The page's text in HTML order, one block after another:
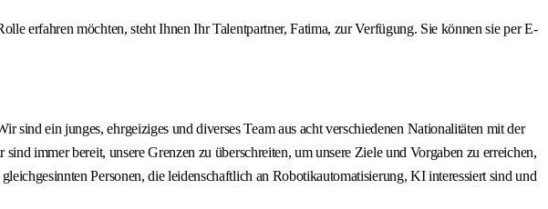
erfahren möchten, steht Ihnen Ihr Talentpartner, Fatima, zur Verfügung. Sie können sie per E-
ein junges, ehrgeiziges und diverses Team aus acht verschiedenen Nationalitäten mit der
immer bereit, unsere Grenzen zu überschreiten, um unsere Ziele und Vorgaben zu erreichen,
Personen, die leidenschaftlich an Robotikautomatisierung, KI interessiert sind und